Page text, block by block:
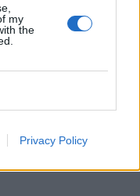
my
the
Privacy Policy